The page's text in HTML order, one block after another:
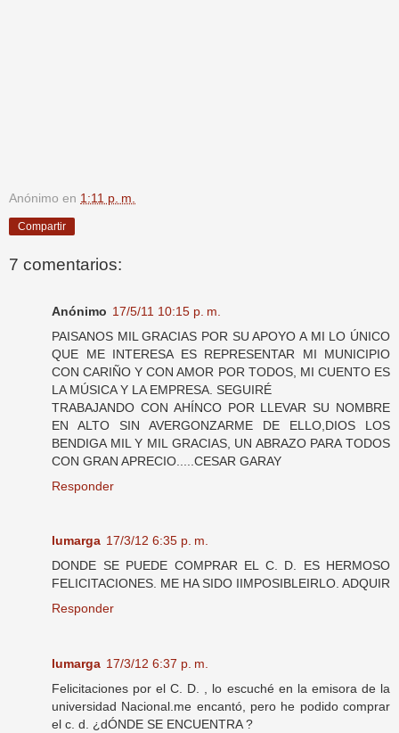
Anónimo en 1:11 p. m.
Compartir
7 comentarios:
Anónimo 17/5/11 10:15 p. m.
PAISANOS MIL GRACIAS POR SU APOYO A MI LO ÚNICO
QUE ME INTERESA ES REPRESENTAR MI MUNICIPIO
CON CARIÑO Y CON AMOR POR TODOS, MI CUENTO ES
LA MÚSICA Y LA EMPRESA. SEGUIRÉ
TRABAJANDO CON AHÍNCO POR LLEVAR SU NOMBRE
EN ALTO SIN AVERGONZARME DE ELLO,DIOS LOS
BENDIGA MIL Y MIL GRACIAS, UN ABRAZO PARA TODOS
CON GRAN APRECIO.....CESAR GARAY
Responder
lumarga 17/3/12 6:35 p. m.
DONDE SE PUEDE COMPRAR EL C. D. ES HERMOSO
FELICITACIONES. ME HA SIDO IIMPOSIBLEIRLO. ADQUIR
Responder
lumarga 17/3/12 6:37 p. m.
Felicitaciones por el C. D. , lo escuché en la emisora de la
universidad Nacional.me encantó, pero he podido comprar
el c. d. ¿dÓNDE SE ENCUENTRA ?